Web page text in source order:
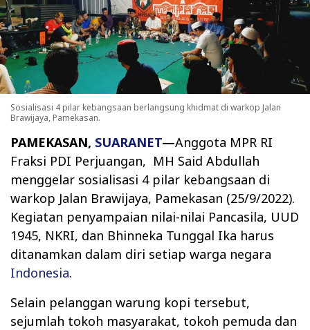
Sosialisasi 4 pilar kebangsaan berlangsung khidmat di warkop Jalan
Brawijaya, Pamekasan.
PAMEKASAN, SUARANET—Anggota MPR RI
Fraksi PDI Perjuangan, MH Said Abdullah
menggelar sosialisasi 4 pilar kebangsaan di
warkop Jalan Brawijaya, Pamekasan (25/9/2022).
Kegiatan penyampaian nilai-nilai Pancasila, UUD
1945, NKRI, dan Bhinneka Tunggal Ika harus
ditanamkan dalam diri setiap warga negara
Indonesia.
Selain pelanggan warung kopi tersebut,
sejumlah tokoh masyarakat, tokoh pemuda dan